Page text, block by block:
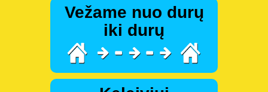
Vežame nuo durų
iki durų